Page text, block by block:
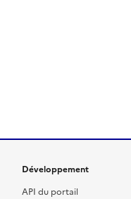
Développement
API du portail